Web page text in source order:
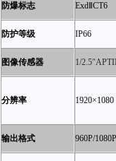
防爆标志 Exd ⅡCT6
防护等级 IP66
图像传感器 1/2.5
分辨率 1920×1080
输出格式 960P/1080P